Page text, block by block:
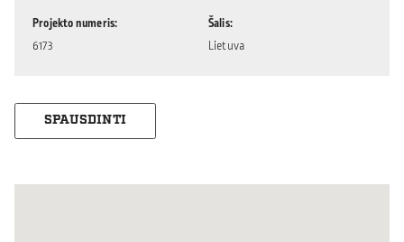
Projekto numeris
6173
Šalis
Lietuva
SPAUSDINTI